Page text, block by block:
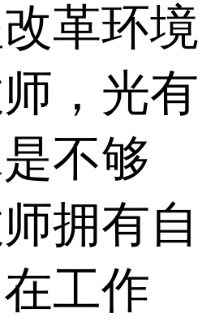
革环境
，光有
不够
拥有自
工作